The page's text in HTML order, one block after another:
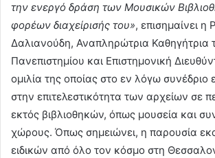
την ενεργό δράση των Μουσικών
φορέων διαχείρισής του», επισημαίνει η
Δαλιανούδη, Αναπληρώτρια Καθηγήτρια
Πανεπιστημίου και Επιστημονική
ομιλία της οποίας στο εν λόγω συνέδριο
στην επιτελεστικότητα των αρχείων σε
εκτός βιβλιοθηκών, όπως μουσεία και
χώρους. Όπως σημειώνει, η παρουσία
ειδικών από όλο τον κόσμο στη